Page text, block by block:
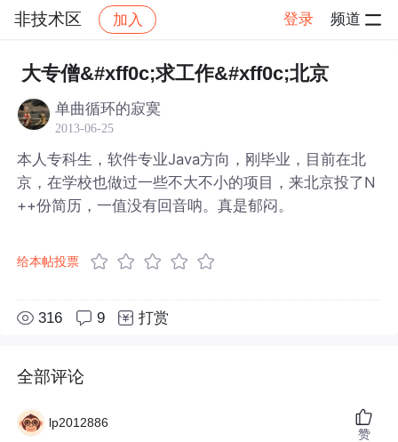
非技术区 加入 登录 频道
社区 非技术区 帖子详情
大专僧&#xff0c;求工作&#xff0c;北京
单曲循环的寂寞
2013-06-25
本人专科生，软件专业Java方向，刚毕业，目前在北
京，在学校也做过一些不大不小的项目，来北京投了N
++份简历，一值没有回音呐。真是郁闷。
给本帖投票
316 9 打赏
全部评论
lp2012886
赞